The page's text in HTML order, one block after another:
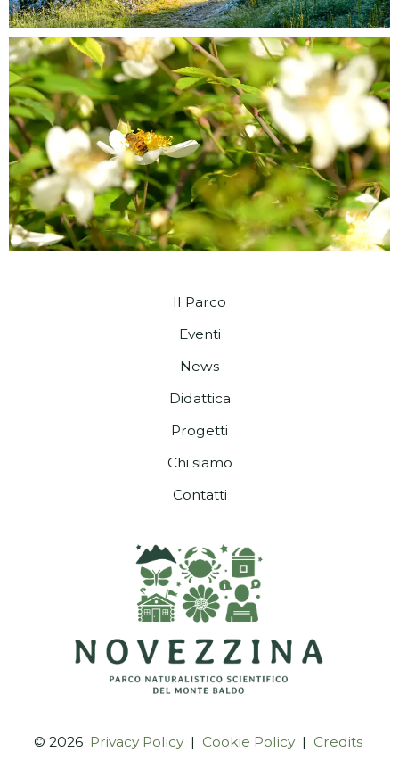
Il Parco
Eventi
News
Didattica
Progetti
Chi siamo
Contatti
© 2026 Privacy Policy| Cookie Policy| Credits